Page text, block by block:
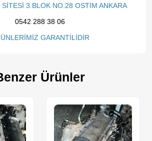
3.BLOK NO.28 OSTİM ANKARA
0542 288 38 06
GARANTİLİDİR
Ürünler